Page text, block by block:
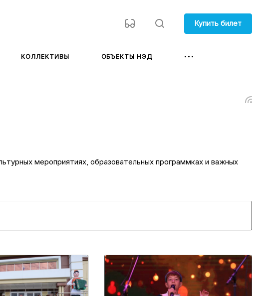
Купить билет
КОЛЛЕКТИВЫ ОБЪЕКТЫ НЭД
мероприятиях, образовательных программках и важных